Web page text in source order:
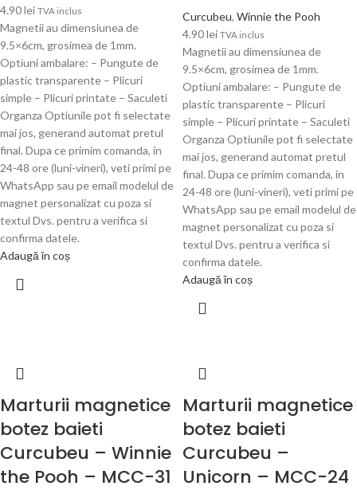
4.90lei TVA inclus
Magnetii au dimensiunea de
9.5×6cm, grosimea de 1mm.
Optiuni ambalare: – Pungute de
plastic transparente – Plicuri
simple – Plicuri printate – Saculeti
Organza Optiunile pot fi selectate
mai jos, generand automat pretul
final. Dupa ce primim comanda, in
24-48 ore (luni-vineri), veti primi pe
WhatsApp sau pe email modelul de
magnet personalizat cu poza si
textul Dvs. pentru a verifica si
confirma datele.
Adaugă în coș
Curcubeu, Winnie the Pooh
4.90lei TVA inclus
Magnetii au dimensiunea de
9.5×6cm, grosimea de 1mm.
Optiuni ambalare: – Pungute de
plastic transparente – Plicuri
simple – Plicuri printate – Saculeti
Organza Optiunile pot fi selectate
mai jos, generand automat pretul
final. Dupa ce primim comanda, in
24-48 ore (luni-vineri), veti primi pe
WhatsApp sau pe email modelul de
magnet personalizat cu poza si
textul Dvs. pentru a verifica si
confirma datele.
Adaugă în coș
Marturii magnetice
botez baieti
Curcubeu – Winnie
the Pooh – MCC-31
Marturii magnetice
botez baieti
Curcubeu –
Unicorn – MCC-24